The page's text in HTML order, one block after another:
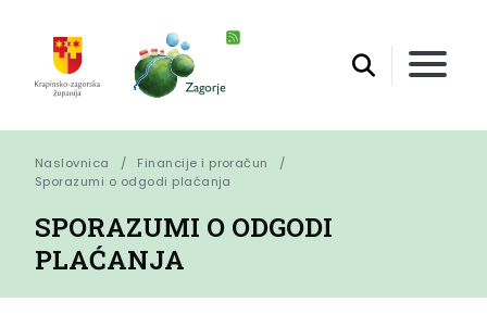
Naslovnica
Financije i proračun
Sporazumi o odgodi plaćanja
SPORAZUMI O ODGODI
PLAĆANJA